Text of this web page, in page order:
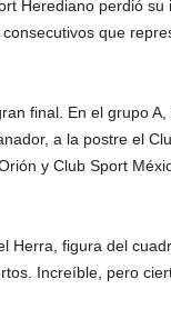
Herediano perdió
que
final. En el grupo
a la postre el
y Club Sport
Herra, figura del
Increíble, pero